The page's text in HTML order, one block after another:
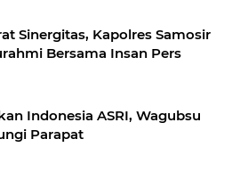
Sinergitas, Kapolres Samosir
Bersama Insan Pers
Indonesia ASRI, Wagubsu
Parapat